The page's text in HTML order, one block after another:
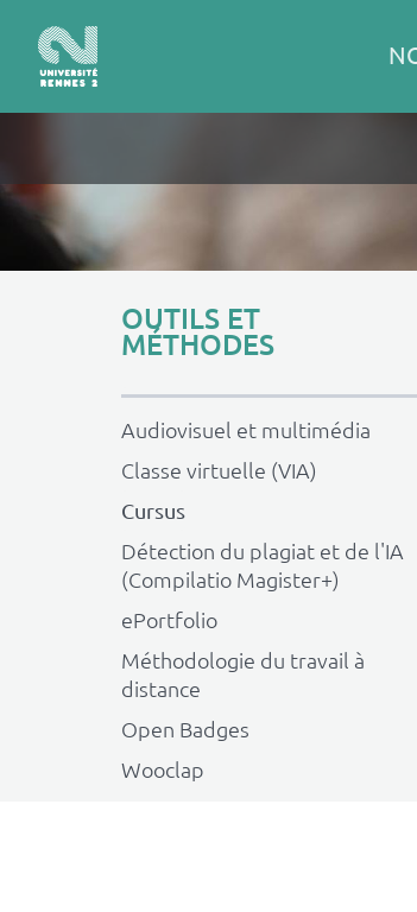
contenu
principal
par
défaut
Menu
principal
OUTILS ET
MÉTHODES
Audiovisuel et multimédia
Classe virtuelle (VIA)
Cursus
Détection du plagiat et de l'IA
(Compilatio Magister+)
ePortfolio
Méthodologie du travail à
distance
Open Badges
Wooclap